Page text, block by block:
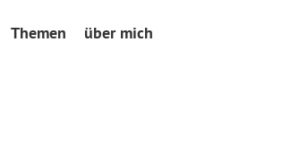
Themen über mich